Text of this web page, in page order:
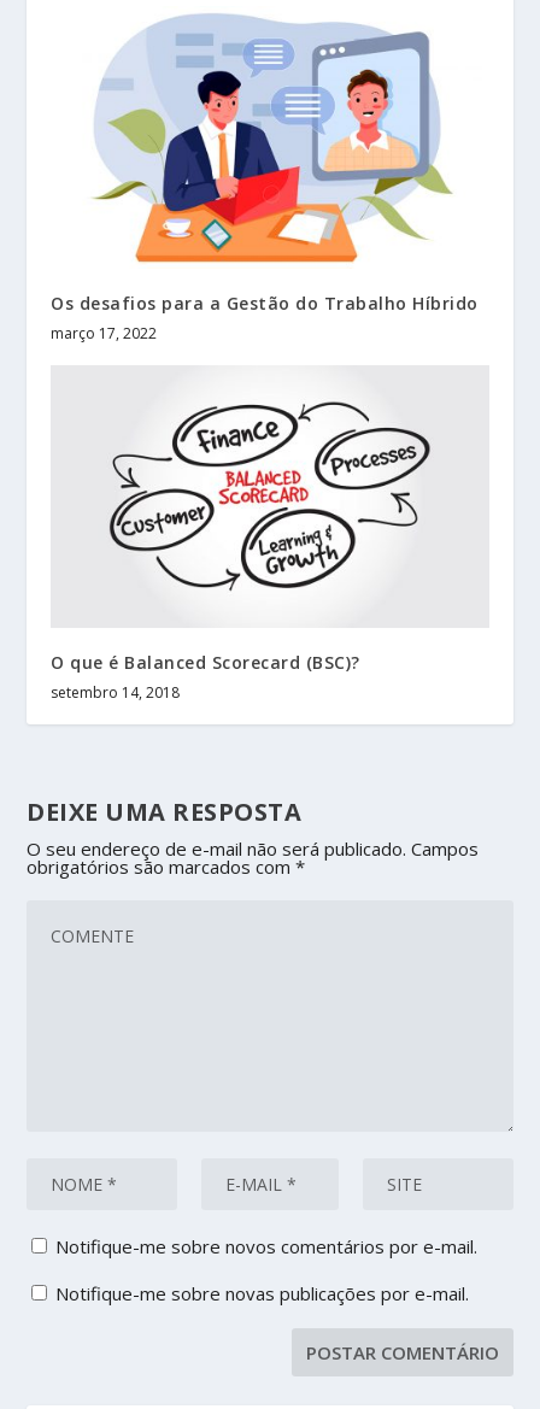
Os desafios para a Gestão do Trabalho Híbrido
março 17, 2022
O que é Balanced Scorecard (BSC)?
setembro 14, 2018
DEIXE UMA RESPOSTA
O seu endereço de e-mail não será publicado. Campos
obrigatórios são marcados com*
Notifique-me sobre novos comentários por e-mail.
Notifique-me sobre novas publicações por e-mail.